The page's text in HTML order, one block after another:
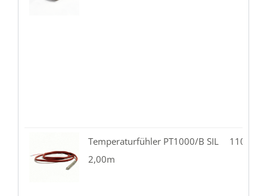
Temperaturfühler PT1000/B SIL
2,00m
110.02-